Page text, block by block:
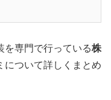
を専門で行っている株
について詳しくまとめ